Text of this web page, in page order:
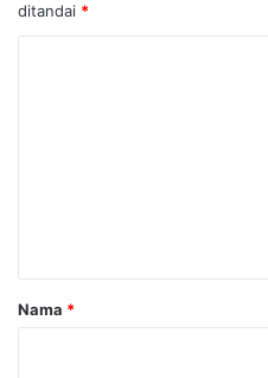
ditandai *
rNama *